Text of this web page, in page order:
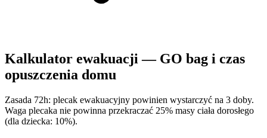
Kalkulator ewakuacji — GO bag i czas
opuszczenia domu
Zasada 72h: plecak ewakuacyjny powinien wystarczyć na 3 doby.
Waga plecaka nie powinna przekraczać 25% masy ciała dorosłego
(dla dziecka: 10%).